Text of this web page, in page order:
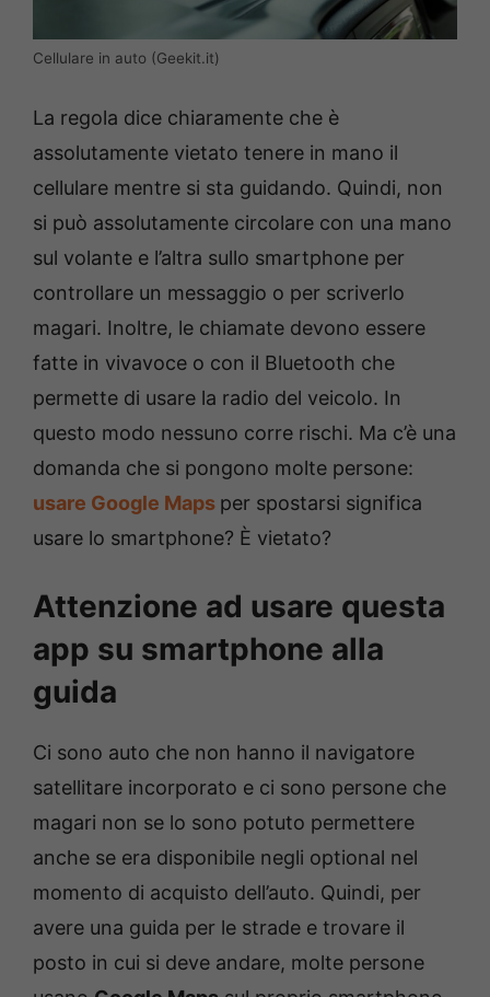
Cellulare in auto (Geekit.it)
La regola dice chiaramente che è
assolutamente vietato tenere in mano il
cellulare mentre si sta guidando. Quindi, non
si può assolutamente circolare con una mano
sul volante e l’altra sullo smartphone per
controllare un messaggio o per scriverlo
magari. Inoltre, le chiamate devono essere
fatte in vivavoce o con il Bluetooth che
permette di usare la radio del veicolo. In
questo modo nessuno corre rischi. Ma c’è una
domanda che si pongono molte persone:
usare Google Maps per spostarsi significa
usare lo smartphone? È vietato?
Attenzione ad usare questa
app su smartphone alla
guida
Ci sono auto che non hanno il navigatore
satellitare incorporato e ci sono persone che
magari non se lo sono potuto permettere
anche se era disponibile negli optional nel
momento di acquisto dell’auto. Quindi, per
avere una guida per le strade e trovare il
posto in cui si deve andare, molte persone